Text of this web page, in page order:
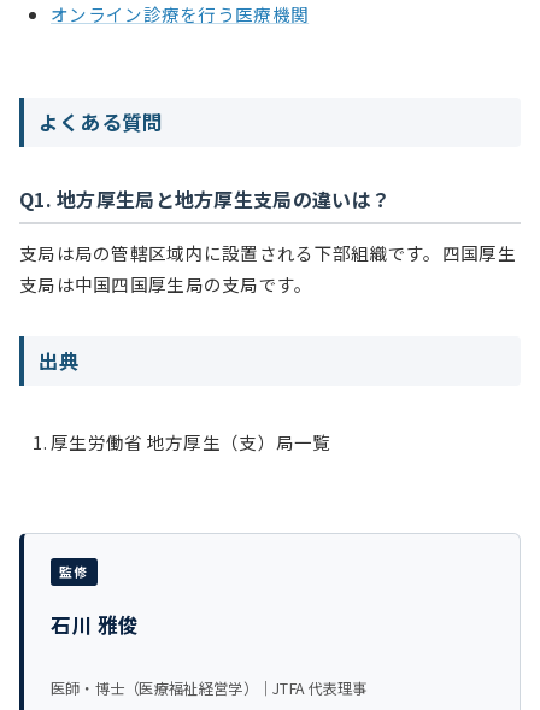
オンライン診療を行う医療機関
よくある質問
Q1. 地方厚生局と地方厚生支局の違いは？
支局は局の管轄区域内に設置される下部組織です。四国厚生
支局は中国四国厚生局の支局です。
出典
厚生労働省 地方厚生（支）局一覧
監修
石川 雅俊
医師・博士（医療福祉経営学）｜JTFA 代表理事